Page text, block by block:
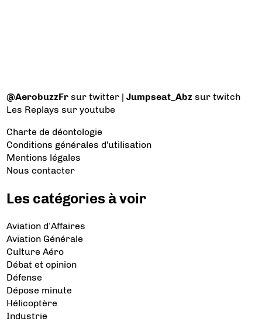
@AerobuzzFr sur twitter |Jumpseat_Abz sur twitch
Les Replays sur youtube
Charte de déontologie
Conditions générales d'utilisation
Mentions légales
Nous contacter
Les catégories à voir
Aviation d’Affaires
Aviation Générale
Culture Aéro
Débat et opinion
Défense
Dépose minute
Hélicoptère
Industrie